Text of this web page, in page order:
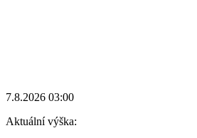
7.8.2026 03:00
Aktuální výška: